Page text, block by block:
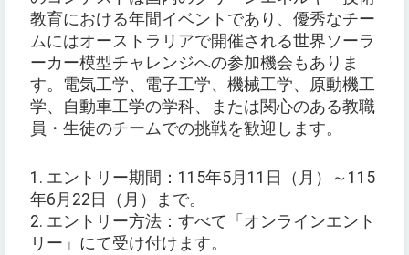
教育における年間イベントであり、優秀なチー
ムにはオーストラリアで開催される世界ソーラ
ーカー模型チャレンジへの参加機会もありま
す。電気工学、電子工学、機械工学、原動機工
学、自動車工学の学科、または関心のある教職
員・生徒のチームでの挑戦を歓迎します。
1. エントリー期間：115年5月11日（月）～115
年6月22日（月）まで。
2. エントリー方法：すべて「オンラインエント
リー」にて受け付けます。